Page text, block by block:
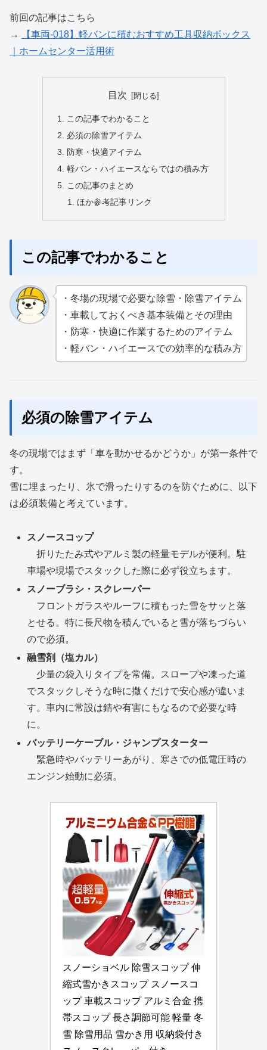
前回の記事はこちら
→
【車両-018】軽バンに積むおすすめ工具収納ボックス
｜ホームセンター活用術
目次
この記事でわかること
必須の除雪アイテム
防寒・快適アイテム
軽バン・ハイエースならではの積み方
この記事のまとめ
ほか参考記事リンク
この記事でわかること
・冬場の現場で必要な除雪・除雪アイテム
・車載しておくべき基本装備とその理由
・防寒・快適に作業するためのアイテム
・軽バン・ハイエースでの効率的な積み方
必須の除雪アイテム
冬の現場ではまず「車を動かせるかどうか」が第一条件で
す。
雪に埋まったり、氷で滑ったりするのを防ぐために、以下
は必須装備と考えています。
スノースコップ
折りたたみ式やアルミ製の軽量モデルが便利。駐
車場や現場でスタックした際に必ず役立ちます。
スノーブラシ・スクレーパー
フロントガラスやルーフに積もった雪をサッと落
とせる。特に長尺物を積んでいると雪が落ちづらい
ので必須。
融雪剤（塩カル）
少量の袋入りタイプを常備。スロープや凍った道
でスタックしそうな時に撒くだけで安心感が違いま
す。車内に常設は錆や有害にもなるので必要な時
に。
バッテリーケーブル・ジャンプスターター
緊急時やバッテリーあがり、寒さでの低電圧時の
エンジン始動に必須。
スノーショベル 除雪スコップ 伸
縮式雪かきスコップ スノースコ
ップ 車載スコップ アルミ合金 携
帯スコップ 長さ調節可能 軽量 冬
雪 除雪用品 雪かき用 収納袋付き